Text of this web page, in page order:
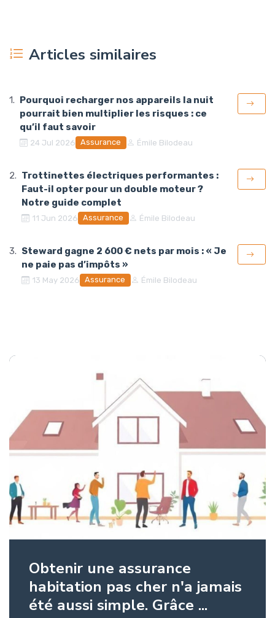
Articles similaires
Pourquoi recharger nos appareils la nuit
pourrait bien multiplier les risques : ce
qu’il faut savoir
24 Jul 2026 Assurance Émile Bilodeau
Trottinettes électriques performantes :
Faut-il opter pour un double moteur ?
Notre guide complet
11 Jun 2026 Assurance Émile Bilodeau
Steward gagne 2 600 € nets par mois : « Je
ne paie pas d’impôts »
13 May 2026 Assurance Émile Bilodeau
Obtenir une assurance
habitation pas cher n'a jamais
été aussi simple. Grâce ...